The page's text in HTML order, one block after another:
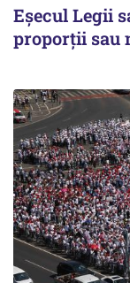
Eșecul Legii
proporții sau